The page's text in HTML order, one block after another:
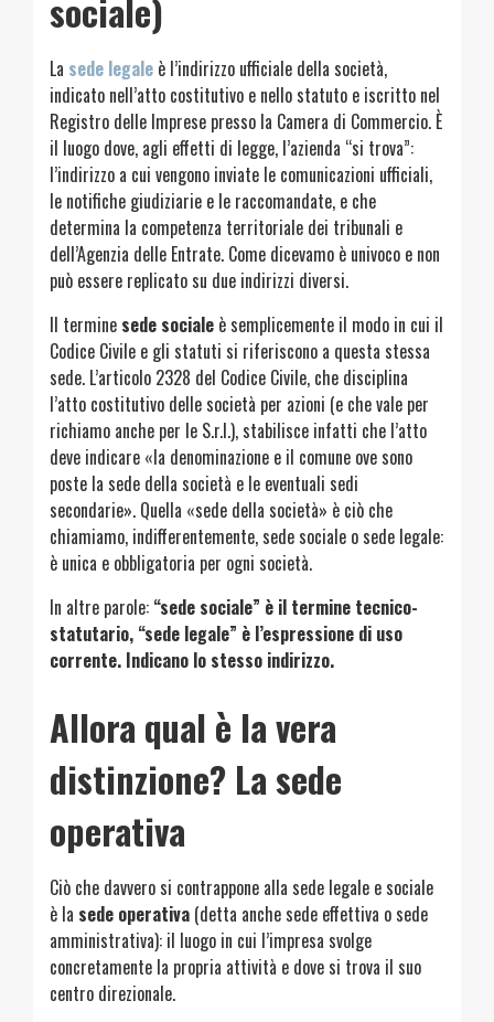
sociale)
La sede legale è l’indirizzo ufficiale della società,
indicato nell’atto costitutivo e nello statuto e iscritto nel
Registro delle Imprese presso la Camera di Commercio. È
il luogo dove, agli effetti di legge, l’azienda “si trova”:
l’indirizzo a cui vengono inviate le comunicazioni ufficiali,
le notifiche giudiziarie e le raccomandate, e che
determina la competenza territoriale dei tribunali e
dell’Agenzia delle Entrate. Come dicevamo è univoco e non
può essere replicato su due indirizzi diversi.
Il termine sede sociale è semplicemente il modo in cui il
Codice Civile e gli statuti si riferiscono a questa stessa
sede. L’articolo 2328 del Codice Civile, che disciplina
l’atto costitutivo delle società per azioni (e che vale per
richiamo anche per le S.r.l.), stabilisce infatti che l’atto
deve indicare «la denominazione e il comune ove sono
poste la sede della società e le eventuali sedi
secondarie». Quella «sede della società» è ciò che
chiamiamo, indifferentemente, sede sociale o sede legale:
è unica e obbligatoria per ogni società.
In altre parole: “sede sociale” è il termine tecnico-
statutario, “sede legale” è l’espressione di uso
corrente. Indicano lo stesso indirizzo.
Allora qual è la vera
distinzione? La sede
operativa
Ciò che davvero si contrappone alla sede legale e sociale
è la sede operativa (detta anche sede effettiva o sede
amministrativa): il luogo in cui l’impresa svolge
concretamente la propria attività e dove si trova il suo
centro direzionale.